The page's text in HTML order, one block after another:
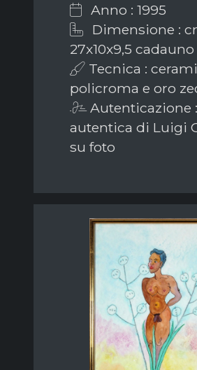
Anno : 1995
Dimensione :
27x10x9,5 cadauno
Tecnica :
policroma e oro
Autenticazione :
autentica di Luigi
su foto